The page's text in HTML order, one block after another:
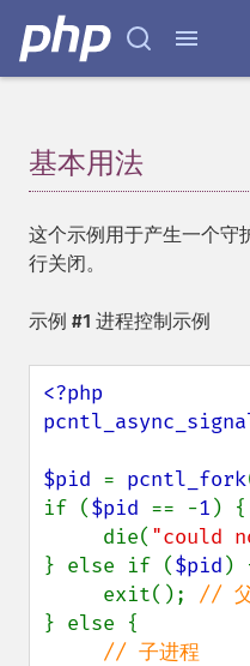
基本用法
这个示例用于产生一个守
行关闭。
示例 #1 进程控制示例
<?php
$pid = pcntl_fork
if ($pid == -1 ) {
     die(
"could
} else if ($pid )
     exit();
} else {